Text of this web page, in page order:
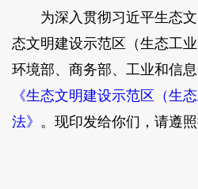
为深入贯彻习近平生态文
态文明建设示范区（生态工
环境部、商务部、工业和信
《生态文明建设示范区（生
法》 。现印发给你们，请遵照